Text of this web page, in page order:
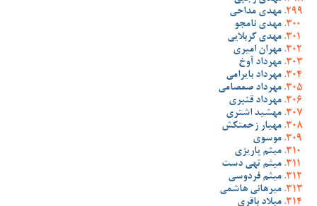
مهدی مداحی
مهدی نامجو
مهدی کربلایی
مهران امیری
مهرداد آوخ
مهرداد بایرامی
مهرداد صمصامی
مهرداد قنبری
مهشید اشتری
مهیار زحمتکش
موسوی
میثم پاریزی
میثم تهی دست
میثم فردوسی
میرهانی هاشمی
میلاد باقری